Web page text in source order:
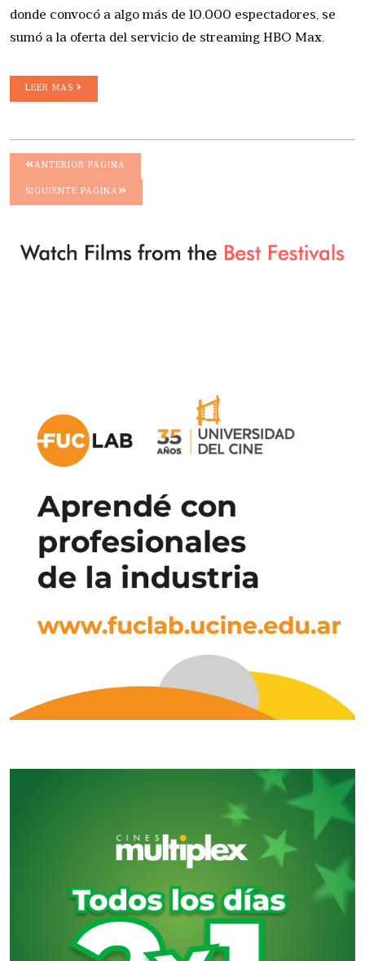
donde convocó a algo más de 10.000 espectadores, se
sumó a la oferta del servicio de streaming HBO Max.
LEER MAS
ANTERIOR PAGINA
SIGUIENTE PAGINA